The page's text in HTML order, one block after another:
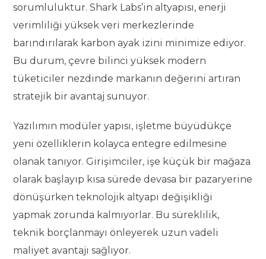
sorumluluktur. Shark Labs’in altyapısı, enerji
verimliliği yüksek veri merkezlerinde
barındırılarak karbon ayak izini minimize ediyor.
Bu durum, çevre bilinci yüksek modern
tüketiciler nezdinde markanın değerini artıran
stratejik bir avantaj sunuyor.
Yazılımın modüler yapısı, işletme büyüdükçe
yeni özelliklerin kolayca entegre edilmesine
olanak tanıyor. Girişimciler, işe küçük bir mağaza
olarak başlayıp kısa sürede devasa bir pazaryerine
dönüşürken teknolojik altyapı değişikliği
yapmak zorunda kalmıyorlar. Bu süreklilik,
teknik borçlanmayı önleyerek uzun vadeli
maliyet avantajı sağlıyor.